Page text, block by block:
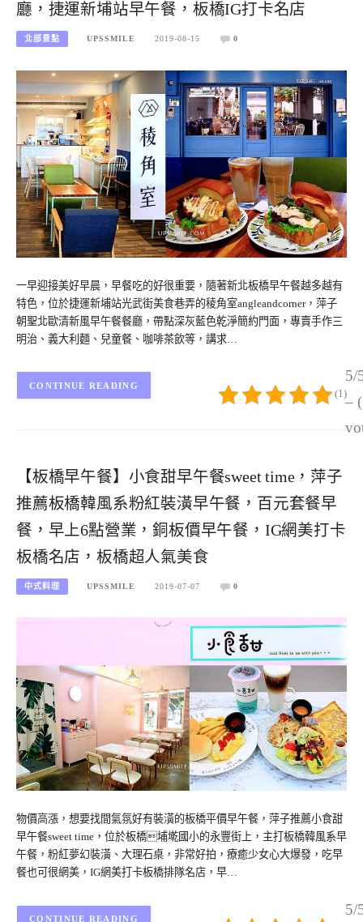
廳，捷運新埔站早午餐，板橋IG打卡名店
北部景點 UPSSMILE 2019-08-15 0
一早迎接美好早晨，早餐吃的好很重要，隨著新北板橋早午餐越多越有
特色，位於捷運新埔站光武街美食巷弄的稜角室angleandcorner，萍子
朝聖北歐清新風早午餐餐廳，帶點深灰藍色乾淨簡約門面，專賣手作三
明治、義大利麵、兒童餐、咖啡茶飲等，講求…
5/
–
(1)
CONTINUE READING
【板橋早午餐】小食甜早午餐sweet time，萍子
推薦板橋韓風系粉紅裝潢早午餐，百元套餐早
餐，早上6點營業，銅板價早午餐，IG網美打卡
板橋名店，板橋超人氣美食
中式料理 UPSSMILE 2019-07-07 0
物價高漲，想要找間氣氛好有裝潢的板橋平價早午餐，萍子推薦小食甜
早午餐sweet time，位於板橋埔墘國小的永豐街上，主打板橋韓風系早
午餐，粉紅夢幻裝潢、大理石桌，非常好拍，療癒少女心大爆發，吃早
餐也可很網美，IG網美打卡板橋排隊名店，早…
5/
CONTINUE READING